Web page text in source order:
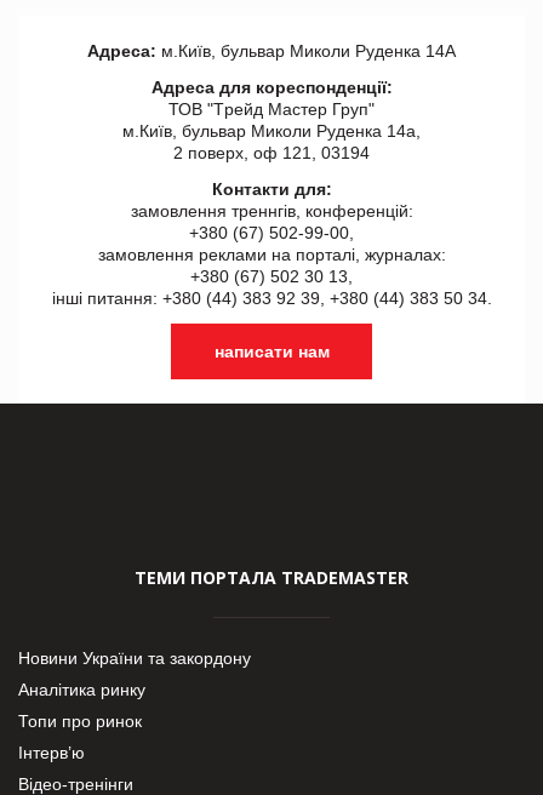
Адреса: м.Київ, бульвар Миколи Руденка 14А
Адреса для кореспонденції:
ТОВ "Tрейд Мастер Груп"
м.Київ, бульвар Миколи Руденка 14а,
2 поверх, оф 121, 03194
Контакти для:
замовлення треннгів, конференцій:
+380 (67) 502-99-00,
замовлення реклами на порталі, журналах:
+380 (67) 502 30 13,
інші питання: +380 (44) 383 92 39, +380 (44) 383 50 34.
написати нам
ТЕМИ ПОРТАЛА TRADEMASTER
Новини України та закордону
Аналітика ринку
Топи про ринок
Інтерв’ю
Відео-тренінги